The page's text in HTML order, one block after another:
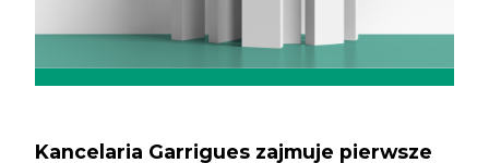
Kancelaria Garrigues zajmuje pierwsze